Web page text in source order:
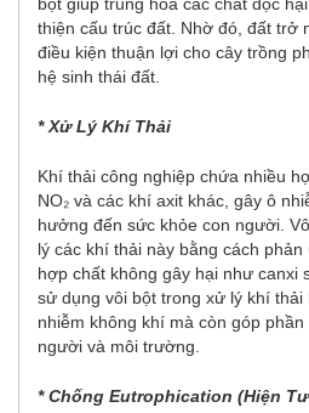
bột giúp trung hòa các chất độc
thiện cấu trúc đất. Nhờ đó, đất trở
điều kiện thuận lợi cho cây trồng
hệ sinh thái đất.
* Xử Lý Khí Thải
Khí thải công nghiệp chứa nhiều
NO₂ và các khí axit khác, gây ô
hưởng đến sức khỏe con người.
lý các khí thải này bằng cách
hợp chất không gây hại như canxi
sử dụng vôi bột trong xử lý khí thải
nhiễm không khí mà còn góp
người và môi trường.
* Chống Eutrophication (Hiện